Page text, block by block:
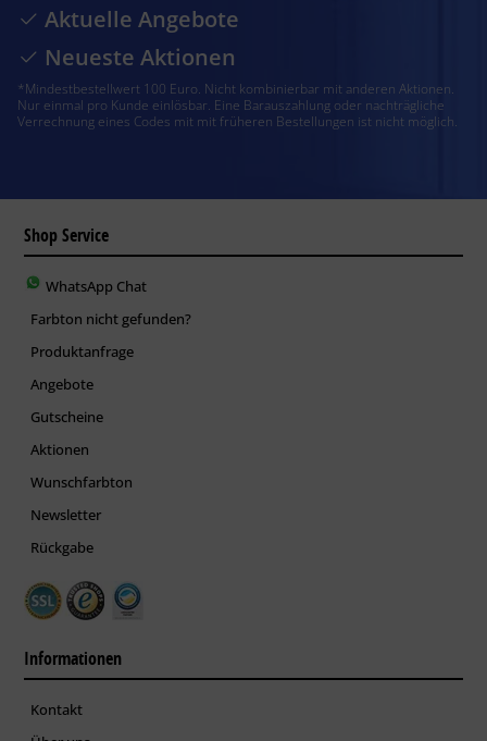
Aktuelle Angebote
Neueste Aktionen
*Mindestbestellwert 100 Euro. Nicht kombinierbar mit anderen Aktionen.
Nur einmal pro Kunde einlösbar. Eine Barauszahlung oder nachträgliche
Verrechnung eines Codes mit mit früheren Bestellungen ist nicht möglich.
Shop Service
WhatsApp Chat
Farbton nicht gefunden?
Produktanfrage
Angebote
Gutscheine
Aktionen
Wunschfarbton
Newsletter
Rückgabe
Informationen
Kontakt